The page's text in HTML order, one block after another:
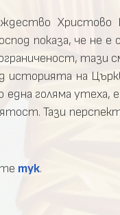
Христово
показа, че не
тази
историята на
голяма утеха,
Тази
тук.